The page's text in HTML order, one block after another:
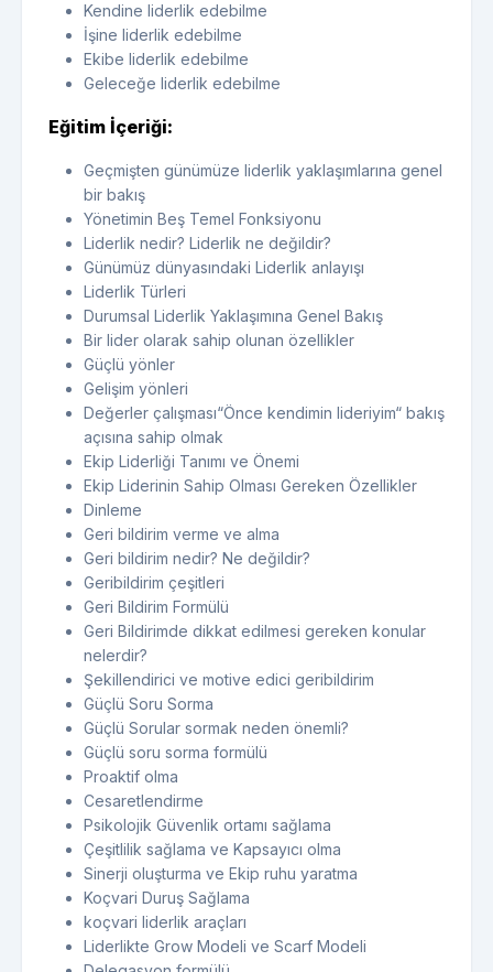
Kendine liderlik edebilme
İşine liderlik edebilme
Ekibe liderlik edebilme
Geleceğe liderlik edebilme
Eğitim İçeriği:
Geçmişten günümüze liderlik yaklaşımlarına genel
bir bakış
Yönetimin Beş Temel Fonksiyonu
Liderlik nedir? Liderlik ne değildir?
Günümüz dünyasındaki Liderlik anlayışı
Liderlik Türleri
Durumsal Liderlik Yaklaşımına Genel Bakış
Bir lider olarak sahip olunan özellikler
Güçlü yönler
Gelişim yönleri
Değerler çalışması“Önce kendimin lideriyim“ bakış
açısına sahip olmak
Ekip Liderliği Tanımı ve Önemi
Ekip Liderinin Sahip Olması Gereken Özellikler
Dinleme
Geri bildirim verme ve alma
Geri bildirim nedir? Ne değildir?
Geribildirim çeşitleri
Geri Bildirim Formülü
Geri Bildirimde dikkat edilmesi gereken konular
nelerdir?
Şekillendirici ve motive edici geribildirim
Güçlü Soru Sorma
Güçlü Sorular sormak neden önemli?
Güçlü soru sorma formülü
Proaktif olma
Cesaretlendirme
Psikolojik Güvenlik ortamı sağlama
Çeşitlilik sağlama ve Kapsayıcı olma
Sinerji oluşturma ve Ekip ruhu yaratma
Koçvari Duruş Sağlama
koçvari liderlik araçları
Liderlikte Grow Modeli ve Scarf Modeli